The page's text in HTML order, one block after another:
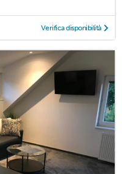
Verifica disponibilità